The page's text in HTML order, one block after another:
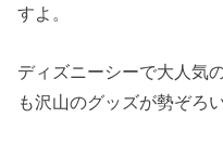
すよ。
ディズニーシーで大人気
も沢山のグッズが勢ぞろい